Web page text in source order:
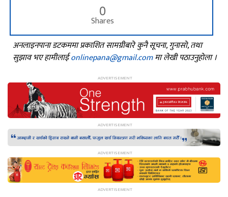
0
Shares
अनलाइनपाना डटकममा प्रकाशित सामग्रीबारे कुनै सूचना, गुनासो, तथा
सुझाव भए हामीलाईonlinepana@gmail.comमा लेखी पठाउनुहोला ।